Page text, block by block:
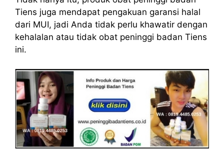
Tiens juga mendapat pengakuan garansi halal
dari MUI, jadi Anda tidak perlu khawatir dengan
kehalalan atau tidak obat peninggi badan Tiens
ini.